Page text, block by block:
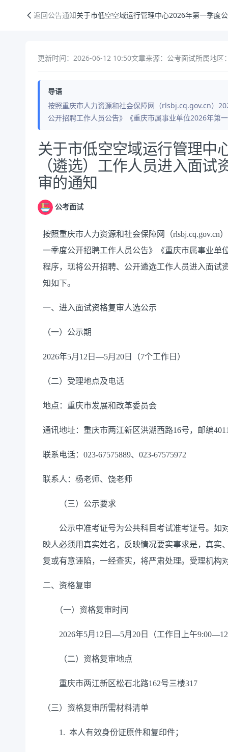
返回公告通知关于市低空空域运行管理中心2026年第一季度
更新时间：2026-06-12 10:50文章来源：公考面试所属地区
导语
按照重庆市人力资源和社会保障网（rlsbj.cq.gov.cn）
公开招聘工作人员公告》《重庆市属事业单位2026年第
公告正文
关于市低空空域运行管理中
（遴选）工作人员进入面
审的通知
公考面试
按照重庆市人力资源和社会保障网（rlsbj.cq.gov.cn
一季度公开招聘工作人员公告》《重庆市属事业单
程序，现将公开招聘、公开遴选工作人员进入面试
知如下。
一、进入面试资格复审人选公示
（一）公示期
2026年5月 12 日 —5月 20 日（7个工作日）
（二）受理地点及电话
地点：重庆市发展和改革委员会
通讯地址：重庆市两江新区洪湖西路16号，邮编
联系电话：023-67575889、 023-67575972
联系人： 杨老师、 饶老师
（三）公示要求
公示中准考证号为公共科目考试准考证号。如
映人必须用真实姓名，反映情况要实事求是，真
复或有意诬陷，一经查实，将严肃处理。受理机构
二、资格复审
（一）资格复审时间
2026年5月 12 日 —5月 20 日（工作日上午9:00—
（二）资格复审地点
重庆市两江新区松石北路162号三楼317
（三）资格复审所需材料清单
1. 本人有效身份证原件和复印件；